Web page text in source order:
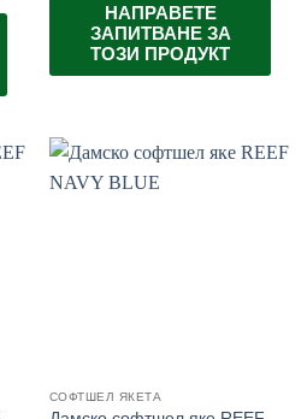
НАПРАВЕТЕ
ЗАПИТВАНЕ ЗА
ТОЗИ ПРОДУКТ
СОФТШЕЛ ЯКЕТА